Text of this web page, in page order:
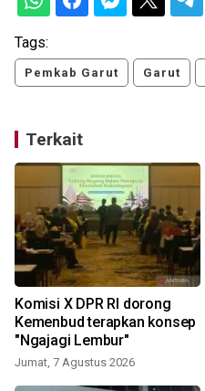
Tags:
Pemkab Garut Garut
Terkait
Komisi X DPR RI dorong
Kemenbud terapkan konsep
"Ngajagi Lembur"
Jumat, 7 Agustus 2026